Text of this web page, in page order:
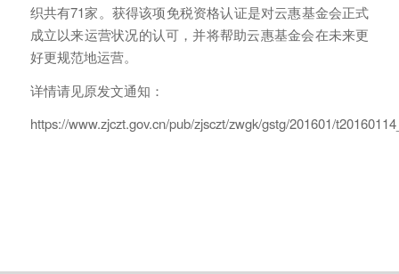
织共有71家。获得该项免税资格认证是对云惠基金会正式
成立以来运营状况的认可，并将帮助云惠基金会在未来更
好更规范地运营。
详情请见原发文通知：
https://www.zjczt.gov.cn/pub/zjsczt/zwgk/gstg/201601/